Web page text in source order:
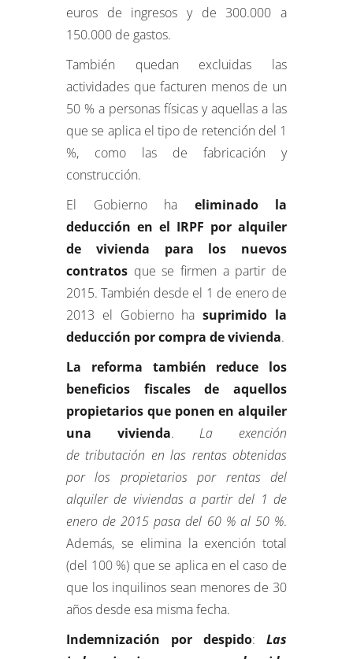
euros de ingresos y de 300.000 a
150.000 de gastos.
También quedan excluidas las
actividades que facturen menos de un
50 % a personas físicas y aquellas a las
que se aplica el tipo de retención del 1
%, como las de fabricación y
construcción.
El Gobierno ha eliminado la
deducción en el IRPF por alquiler
de vivienda para los nuevos
contratos que se firmen a partir de
2015. También desde el 1 de enero de
2013 el Gobierno hasuprimido la
deducción por compra de vivienda.
La reforma también reduce los
beneficios fiscales de aquellos
propietarios que ponen en alquiler
una vivienda.La exención
de tributación en las rentas obtenidas
por los propietarios por rentas del
alquiler de viviendas a partir del 1 de
enero de 2015 pasa del 60 % al 50 %.
Además, se elimina la exención total
(del 100 %) que se aplica en el caso de
que los inquilinos sean menores de 30
años desde esa misma fecha.
Indemnización por despido: Las